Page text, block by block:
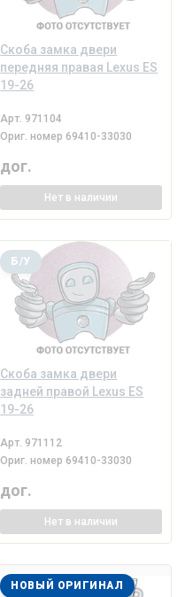
Скоба замка двери
передняя правая Lexus ES
19-26
Арт. 971104
Ориг. номер 69410-33030
дог.
Нет в наличии
Скоба замка двери
задней правой Lexus ES
19-26
Б/У
Арт. 971112
Ориг. номер 69410-33030
дог.
Нет в наличии
НОВЫЙ ОРИГИНАЛ